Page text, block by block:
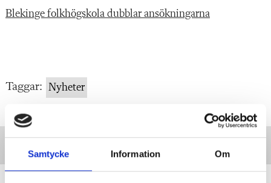
Samtycke Information Om
Blekinge folkhögskola dubblar ansökningarna
Taggar: Nyheter